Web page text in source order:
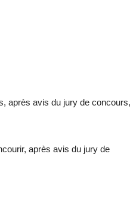
après avis du jury de concours,
après avis du jury de